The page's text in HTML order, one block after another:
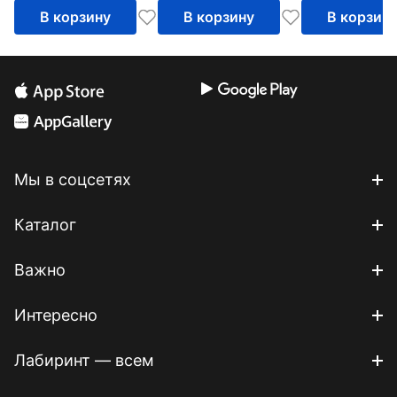
В корзину В корзину В корзину
Мы в соцсетях
Каталог
Важно
Интересно
Лабиринт — всем